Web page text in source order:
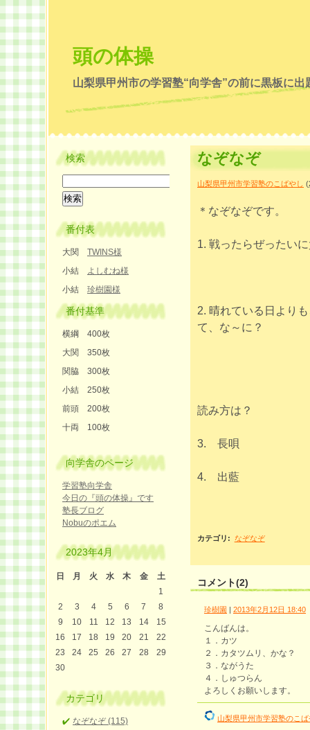
頭の体操
山梨県甲州市の学習塾“向学舎”の前に黒板に
なぞなぞ
山梨県甲州市学習塾のこばやし (
＊なぞなぞです。
1. 戦ったらぜったい
2. 晴れている日より
て、な～に？
読み方は？
3. 長唄
4. 出藍
カテゴリ : なぞなぞ
コメント(2)
珍樹園 | 2013年2月12日 18:40
こんばんは。
１．カツ
２．カタツムリ、かな？
３．ながうた
４．しゅつらん
よろしくお願いします。
山梨県甲州市学習塾のこば
検索
番付表
大関 TWINS様
小結 よしむね様
小結 珍樹園様
番付基準
横綱 400枚
大関 350枚
関脇 300枚
小結 250枚
前頭 200枚
十両 100枚
向学舎のページ
学習塾向学舎
今日の『頭の体操』です
塾長ブログ
Nobuのポエム
2023年4月
日 月 火 水 木 金
土
1
2
3 4 5 6 7
8
9
10 11 12 13 14
15
16
17 18 19 20 21
22
23
24 25 26 27 28
29
30
カテゴリ
なぞなぞ (115)